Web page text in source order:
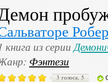
книга из серии
Фэнтези
3 голоса, 5